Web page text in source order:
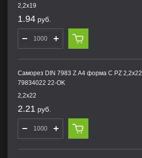
2,2х19
1.94 руб.
Саморез DIN 7983 Z А4 форма С PZ 2,2х22
79834022 22-OK
2,2х22
2.21 руб.